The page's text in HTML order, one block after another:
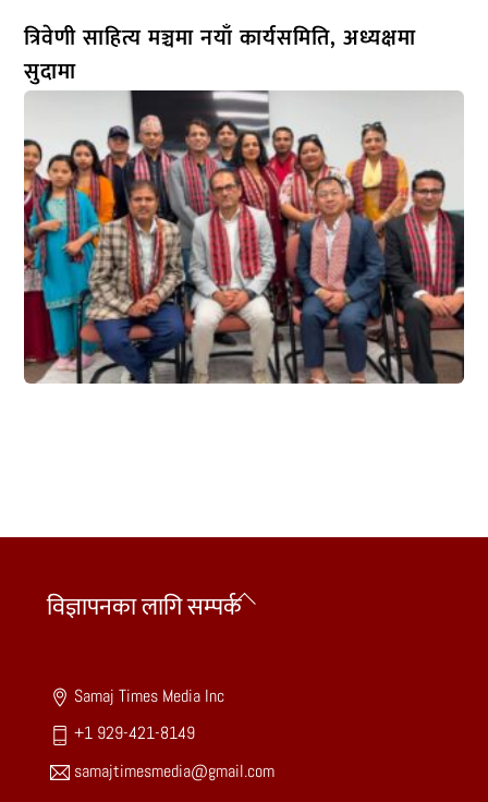
त्रिवेणी साहित्य मञ्चमा नयाँ कार्यसमिति, अध्यक्षमा
सुदामा
Back
विज्ञापनका लागि सम्पर्क
Samaj Times Media Inc
+1 929-421-8149
samajtimesmedia@gmail.com